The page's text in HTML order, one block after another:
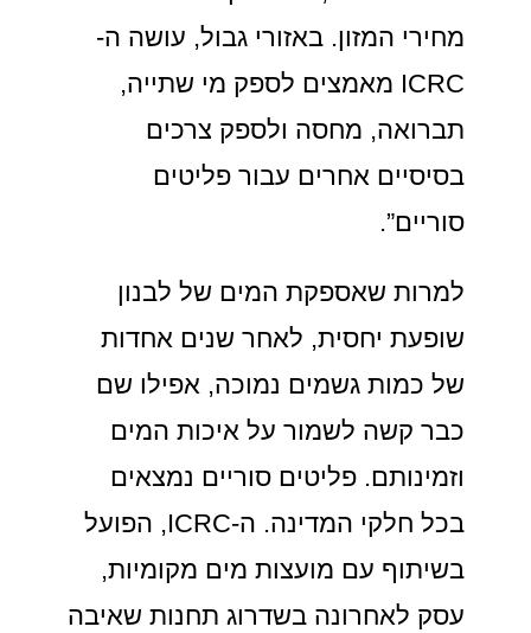
מחירי המזון. באזורי גבול, עושה ה-
ICRC מאמצים לספק מי שתייה,
תברואה, מחסה ולספק צרכים
בסיסיים אחרים עבור פליטים
סוריים”.
למרות שאספקת המים של לבנון
שופעת יחסית, לאחר שנים אחדות
של כמות גשמים נמוכה, אפילו שם
כבר קשה לשמור על איכות המים
וזמינותם. פליטים סוריים נמצאים
בכל חלקי המדינה. ה-ICRC, הפועל
בשיתוף עם מועצות מים מקומיות,
עסק לאחרונה בשדרוג תחנות שאיבה